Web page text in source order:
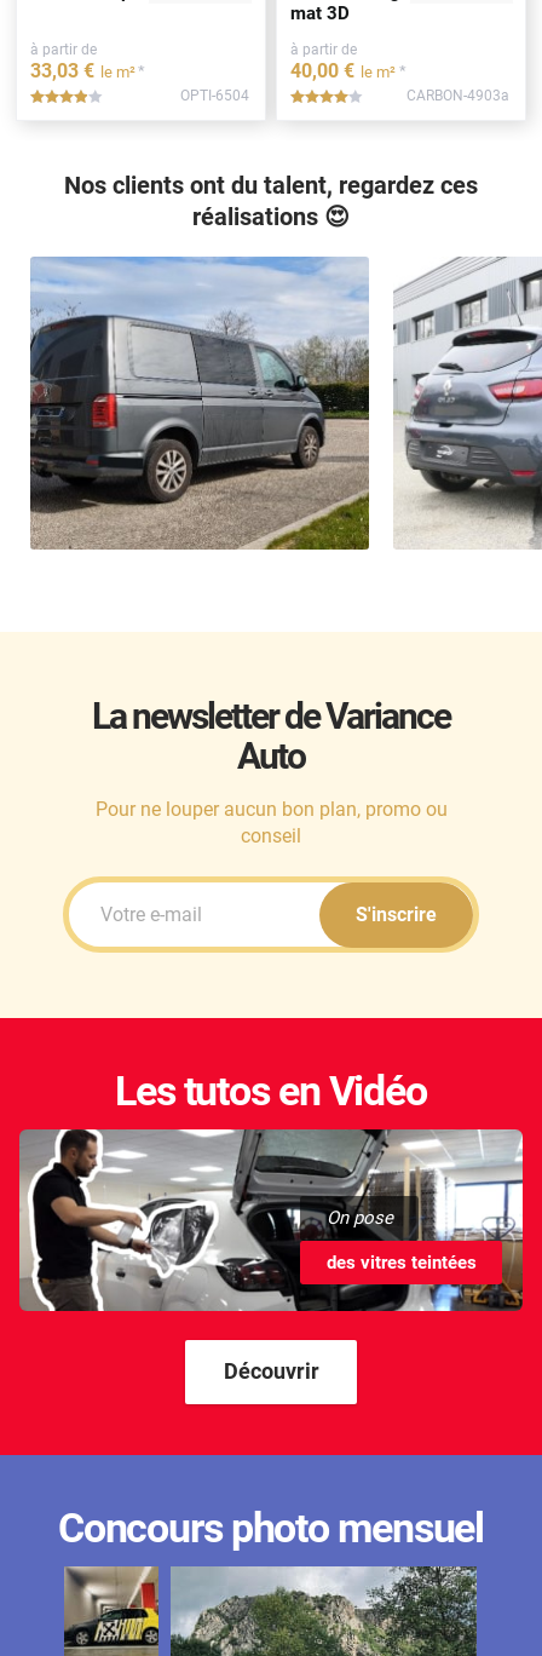
à partir de
33,03 € le m²*
***** OPTI-6504
mat 3D
à partir de
40,00 € le m² *
***** CARBON-4903a
Nos clients ont du talent, regardez ces
réalisations 😍
La newsletter de Variance
Auto
Pour ne louper aucun bon plan, promo ou
conseil
S'inscrire
Les tutos en Vidéo
On pose
des vitres teintées
Découvrir
Concours photo mensuel